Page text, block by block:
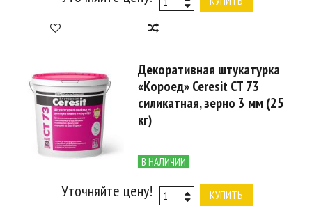
Декоративная штукатурка
«Короед» Ceresit CT 73
силикатная, зерно 3 мм (25
кг)
В НАЛИЧИИ
Уточняйте цену! КУПИТЬ